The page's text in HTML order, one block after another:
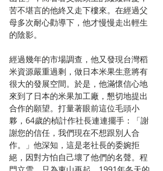
苦不堪言的他終又走下樓來。在經過父
母多次耐心勸導下，他才慢慢走出輕生
的陰影。
經過幾年的市場調查，他又發現台灣稻
米資源嚴重過剩，做日本米果生意將有
很大的發展空間。於是，他滿懷信心地
來到了日本的米果加工廠，懇切地提出
合作的願望。打量著眼前這位毛頭小
夥，64歲的楨計作社長連連擺手：「謝
謝您的信任，我們現在不想跟別人合
作。」他深知，這是老社長的委婉拒
絕，因對方怕自己壞了他們的名聲。程